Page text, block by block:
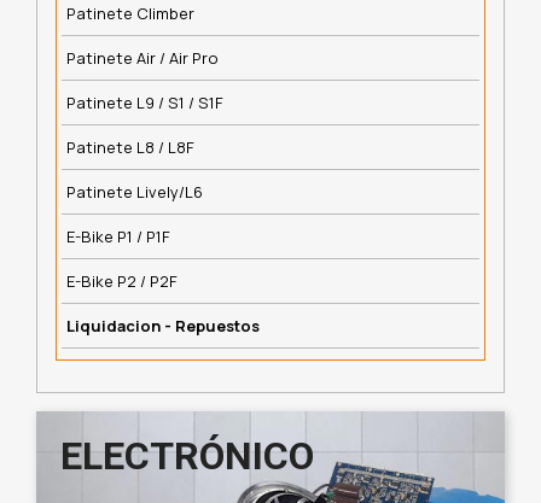
Patinete Climber
Patinete Air / Air Pro
Patinete L9 / S1 / S1F
Patinete L8 / L8F
Patinete Lively/L6
E-Bike P1 / P1F
E-Bike P2 / P2F
Liquidacion - Repuestos
ELECTRÓNICO